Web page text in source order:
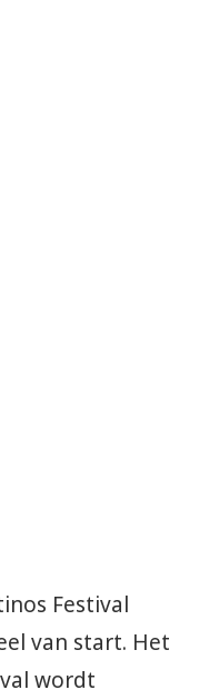
Festival
van start. Het
wordt